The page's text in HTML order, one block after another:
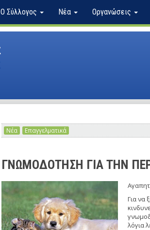
Ο Σύλλογος Νέα Οργανώσεις
Νέα Επαγγελματικά
ΓΝΩΜΟΔΟΤΗΣΗ ΓΙΑ ΤΗΝ
Για να
λόγια